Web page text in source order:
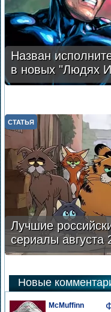
Назван
в новых "Людях
Лучшие
сериалы августа
СТАТЬЯ
Новые
McMuffinn